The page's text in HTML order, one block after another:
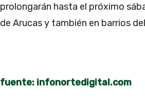
prolongarán hasta el próximo
de Arucas y también en barrios
fuente: infonortedigital.com